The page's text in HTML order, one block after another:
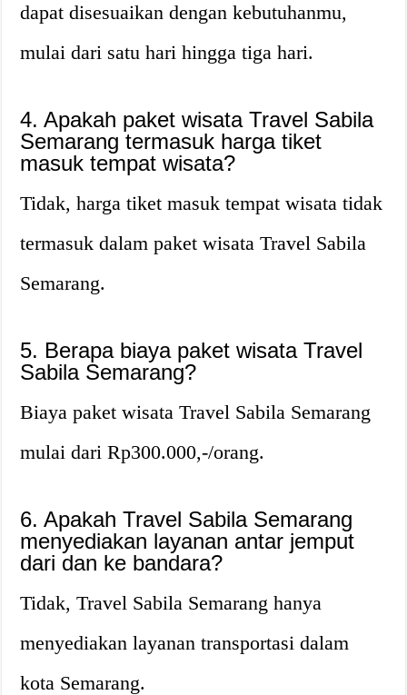
dapat disesuaikan dengan kebutuhanmu,
mulai dari satu hari hingga tiga hari.
4. Apakah paket wisata Travel Sabila
Semarang termasuk harga tiket
masuk tempat wisata?
Tidak, harga tiket masuk tempat wisata tidak
termasuk dalam paket wisata Travel Sabila
Semarang.
5. Berapa biaya paket wisata Travel
Sabila Semarang?
Biaya paket wisata Travel Sabila Semarang
mulai dari Rp300.000,-/orang.
6. Apakah Travel Sabila Semarang
menyediakan layanan antar jemput
dari dan ke bandara?
Tidak, Travel Sabila Semarang hanya
menyediakan layanan transportasi dalam
kota Semarang.